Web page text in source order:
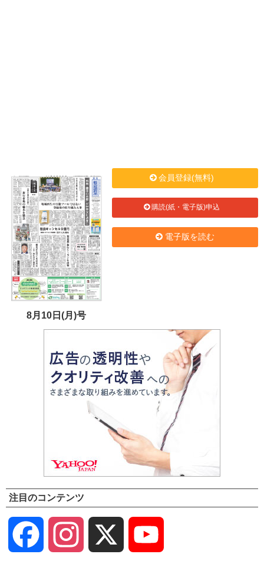
8月10日(月)号
会員登録(無料)
購読(紙・電子版)申込
電子版を読む
注目のコンテンツ
Facebook Instagram